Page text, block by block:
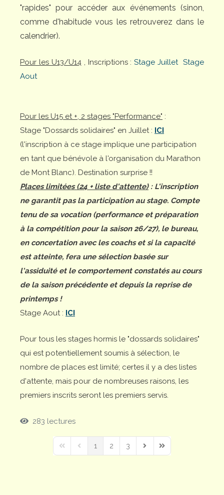
"rapides" pour accéder aux événements (sinon,
comme d'habitude vous les retrouverez dans le
calendrier).
Pour les U13/U14, Inscriptions :Stage Juillet Stage
Aout
Pour les U15 et +, 2 stages "Performance" :
Stage "Dossards solidaires" en Juillet : ICI
(l'inscription à ce stage implique une participation
en tant que bénévole à l'organisation du Marathon
de Mont Blanc). Destination surprise !!
Places limitées (24 + liste d'attente): L'inscription
ne garantit pas la participation au stage. Compte
tenu de sa vocation (performance et préparation
à la compétition pour la saison 26/27), le bureau,
en concertation avec les coachs et si la capacité
est atteinte, fera une sélection basée sur
l'assiduité et le comportement constatés au cours
de la saison précédente et depuis la reprise de
printemps !
Stage Aout : ICI
Pour tous les stages hormis le "dossards solidaires"
qui est potentiellement soumis à sélection, le
nombre de places est limité; certes il y a des listes
d'attente, mais pour de nombreuses raisons, les
premiers inscrits seront les premiers servis.
283 lectures
First PagePrevious Page
1 2 3
Next PageLast Page